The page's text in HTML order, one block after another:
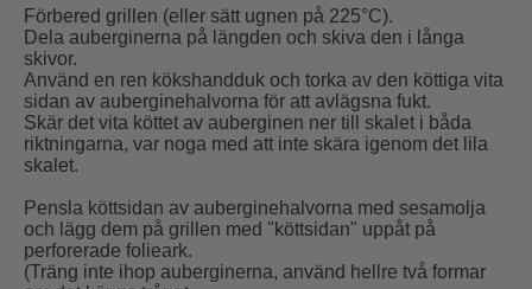
Förbered grillen (eller sätt ugnen på 225°C).
Dela auberginerna på längden och skiva den i långa
skivor.
Använd en ren kökshandduk och torka av den köttiga vita
sidan av auberginehalvorna för att avlägsna fukt.
Skär det vita köttet av auberginen ner till skalet i båda
riktningarna, var noga med att inte skära igenom det lila
skalet.
Pensla köttsidan av auberginehalvorna med sesamolja
och lägg dem på grillen med "köttsidan" uppåt på
perforerade folieark.
(Träng inte ihop auberginerna, använd hellre två formar